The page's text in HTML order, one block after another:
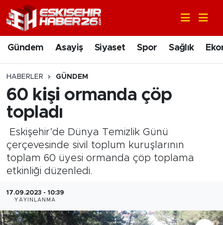
Gündem Asayiş Siyaset Spor Sağlık
HABERLER GÜNDEM
60 kişi ormanda çöp
topladı
Eskişehir’de Dünya Temizlik Günü
çerçevesinde sivil toplum kuruşlarının
toplam 60 üyesi ormanda çöp toplama
etkinliği düzenledi.
17.09.2023 - 10:39
YAYINLANMA
Gündem
Asayiş
Siyaset
Spor
Sağlık
Ekonomi
Eğitim
Sanat
Nöbetçi Eczaneler
Hava Durumu
Trafik Durumu
Süper Lig Puan Durumu ve Fikstür
Tüm Manşetler
Son Dakika Haberleri
Haber Arşivi